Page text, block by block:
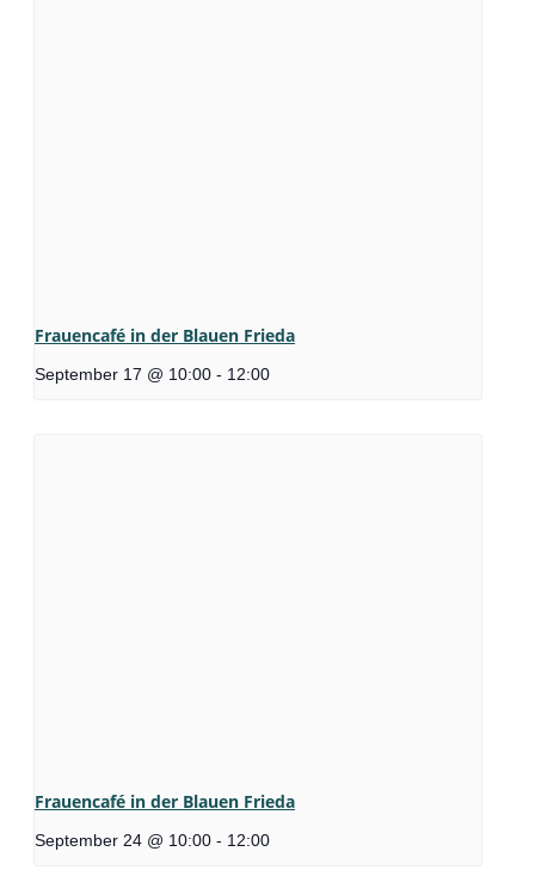
Frauencafé in der Blauen Frieda
September 17 @ 10:00 - 12:00
Frauencafé in der Blauen Frieda
September 24 @ 10:00 - 12:00